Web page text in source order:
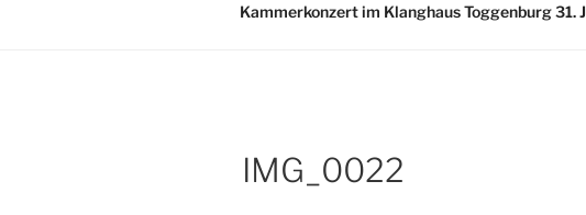
Kammerkonzert im Klanghaus Toggenburg 31.
IMG_0022